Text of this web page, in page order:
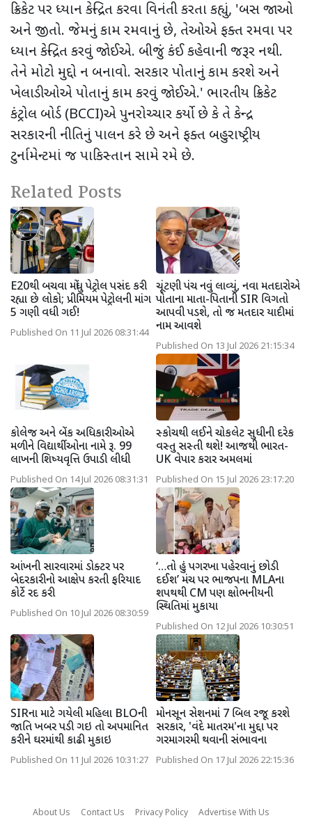
ક્રિકેટ પર ધ્યાન કેન્દ્રિત કરવા વિનંતી કરતા કહ્યું, 'બસ જાઓ
અને જીતો. જેમનું કામ રમવાનું છે, તેઓએ ફક્ત રમવા પર
ધ્યાન કેન્દ્રિત કરવું જોઈએ. બીજું કંઈ કહેવાની જરૂર નથી.
તેને મોટો મુદ્દો ન બનાવો. સરકાર પોતાનું કામ કરશે અને
ખેલાડીઓએ પોતાનું કામ કરવું જોઈએ.' ભારતીય ક્રિકેટ
કંટ્રોલ બોર્ડ (BCCI)એ પુનરોચ્ચાર કર્યો છે કે તે કેન્દ્ર
સરકારની નીતિનું પાલન કરે છે અને ફક્ત બહુરાષ્ટ્રીય
ટુર્નામેન્ટમાં જ પાકિસ્તાન સામે રમે છે.
Related Posts
E20થી બચવા મોંઘુ પેટ્રોલ પસંદ કરી
રહ્યા છે લોકો; પ્રીમિયમ પેટ્રોલની માંગ
5 ગણી વધી ગઈ!
Published On 11 Jul 2026 08:31:44
ચૂંટણી પંચ નવું લાવ્યું, નવા મતદારોએ
પોતાના માતા-પિતાની SIR વિગતો
આપવી પડશે, તો જ મતદાર યાદીમાં
નામ આવશે
Published On 13 Jul 2026 21:15:34
કોલેજ અને બેંક અધિકારીઓએ
મળીને વિદ્યાર્થીઓના નામે રૂ. 99
લાખની શિષ્યવૃત્તિ ઉપાડી લીધી
Published On 14 Jul 2026 08:31:31
સ્કોચથી લઈને ચોકલેટ સુધીની દરેક
વસ્તુ સસ્તી થશે! આજથી ભારત-
UK વેપાર કરાર અમલમાં
Published On 15 Jul 2026 23:17:20
આંખની સારવારમાં ડોક્ટર પર
બેદરકારીનો આક્ષેપ કરતી ફરિયાદ
કોર્ટે રદ કરી
Published On 10 Jul 2026 08:30:59
‘…તો હું પગરખા પહેરવાનું છોડી
દઈશ’ મંચ પર ભાજપના MLAના
શપથથી CM પણ ક્ષોભનીયની
સ્થિતિમાં મુકાયા
Published On 12 Jul 2026 10:30:51
SIRના માટે ગયેલી મહિલા BLOની
જાતિ ખબર પડી ગઇ તો અપમાનિત
કરીને ઘરમાંથી કાઢી મુકાઇ
Published On 11 Jul 2026 10:31:27
મોનસૂન સેશનમાં 7 બિલ રજૂ કરશે
સરકાર, 'વંદે માતરમ'ના મુદ્દા પર
ગરમાગરમી થવાની સંભાવના
Published On 17 Jul 2026 22:15:36
About Us Contact Us Privacy Policy Advertise With Us